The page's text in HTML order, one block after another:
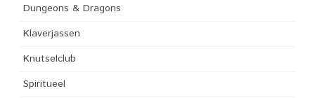
Dungeons & Dragons
Klaverjassen
Knutselclub
Spiritueel